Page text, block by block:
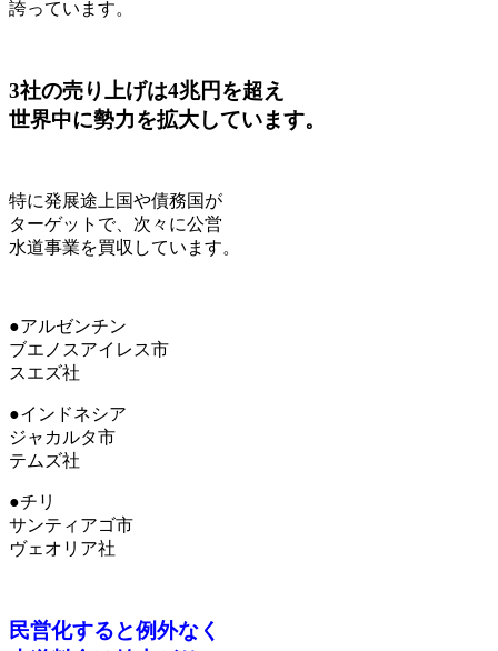
誇っています。
3社の売り上げは4兆円を超え
世界中に勢力を拡大しています。
特に発展途上国や債務国が
ターゲットで、次々に公営
水道事業を買収しています。
●アルゼンチン
ブエノスアイレス市
スエズ社
●インドネシア
ジャカルタ市
テムズ社
●チリ
サンティアゴ市
ヴェオリア社
民営化すると例外なく